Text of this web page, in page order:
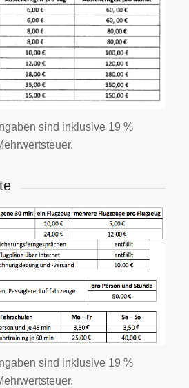
sind inklusive 19 %
sind inklusive 19 %